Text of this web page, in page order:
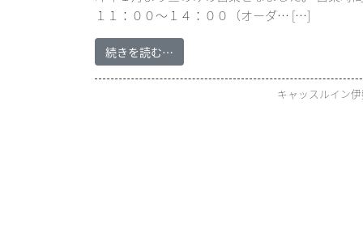
１１：００～１４：００（オーダ… […]
続きを読む…
キャッスルイン